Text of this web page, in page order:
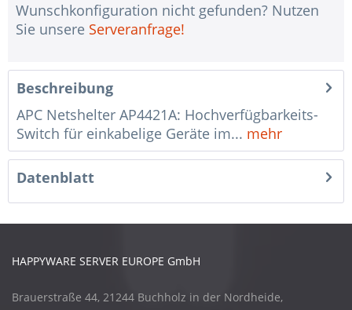
Wunschkonfiguration nicht gefunden? Nutzen
Sie unsere Serveranfrage!
Beschreibung
APC Netshelter AP4421A: Hochverfügbarkeits-
Switch für einkabelige Geräte im... mehr
Datenblatt
HAPPYWARE SERVER EUROPE GmbH
Brauerstraße 44, 21244 Buchholz in der Nordheide,